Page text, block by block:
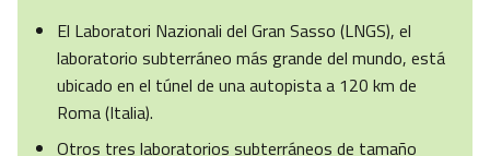
El Laboratori Nazionali del Gran Sasso (LNGS), el
laboratorio subterráneo más grande del mundo, está
ubicado en el túnel de una autopista a 120 km de
Roma (Italia).
Otros tres laboratorios subterráneos de tamaño